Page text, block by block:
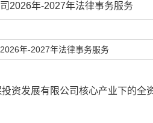
2026年-2027年法律事务服务
2026年-2027年法律事务服务
资发展有限公司核心产业下的全